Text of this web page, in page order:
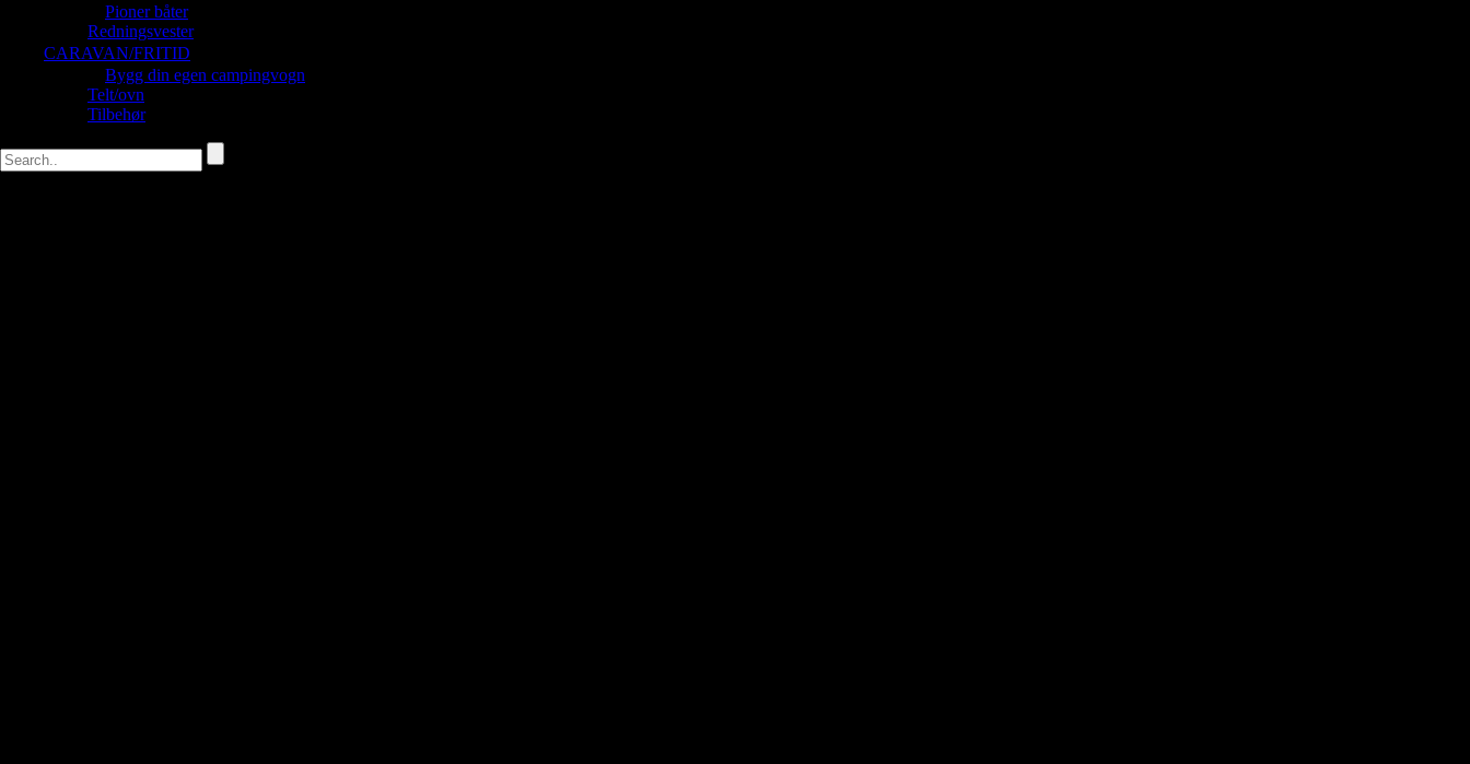
Pioner båter
Redningsvester
CARAVAN/FRITID
Bygg din egen campingvogn
Telt/ovn
Tilbehør